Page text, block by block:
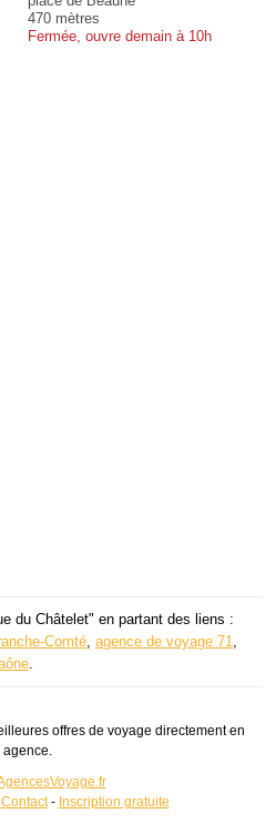
470 mètres
Fermée, ouvre demain à 10h
du Châtelet" en partant des liens :
Comté agence de voyage 71
offres de voyage directement en
agence.
Contact- Inscription gratuite